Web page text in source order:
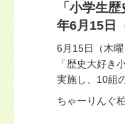
「小学生
年6月15日
6月15日（木
「歴史大好き
実施し、10組
ちゃーりんぐ柏